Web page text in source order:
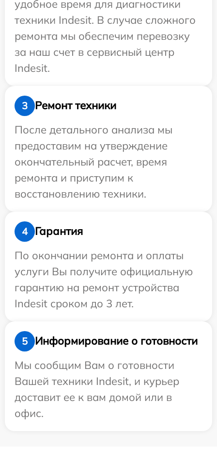
удобное время для диагностики
техники Indesit. В случае сложного
ремонта мы обеспечим перевозку
за наш счет в сервисный центр
Indesit.
3
Ремонт техники
После детального анализа мы
предоставим на утверждение
окончательный расчет, время
ремонта и приступим к
восстановлению техники.
4
Гарантия
По окончании ремонта и оплаты
услуги Вы получите официальную
гарантию на ремонт устройства
Indesit сроком до 3 лет.
5
Информирование о готовности
Мы сообщим Вам о готовности
Вашей техники Indesit, и курьер
доставит ее к вам домой или в
офис.